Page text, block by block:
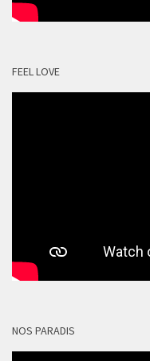
FEEL LOVE
NOS PARADIS